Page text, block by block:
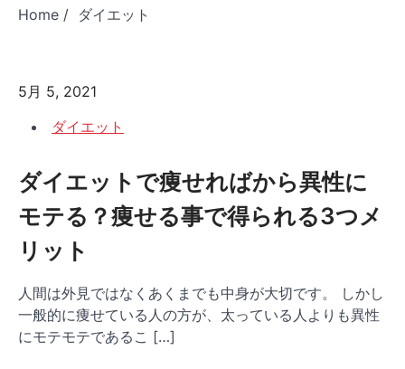
Home ダイエット
5月 5, 2021
ダイエット
ダイエットで痩せればから異性に
モテる？痩せる事で得られる3つメ
リット
人間は外見ではなくあくまでも中身が大切です。 しかし
一般的に痩せている人の方が、太っている人よりも異性
にモテモテであるこ […]